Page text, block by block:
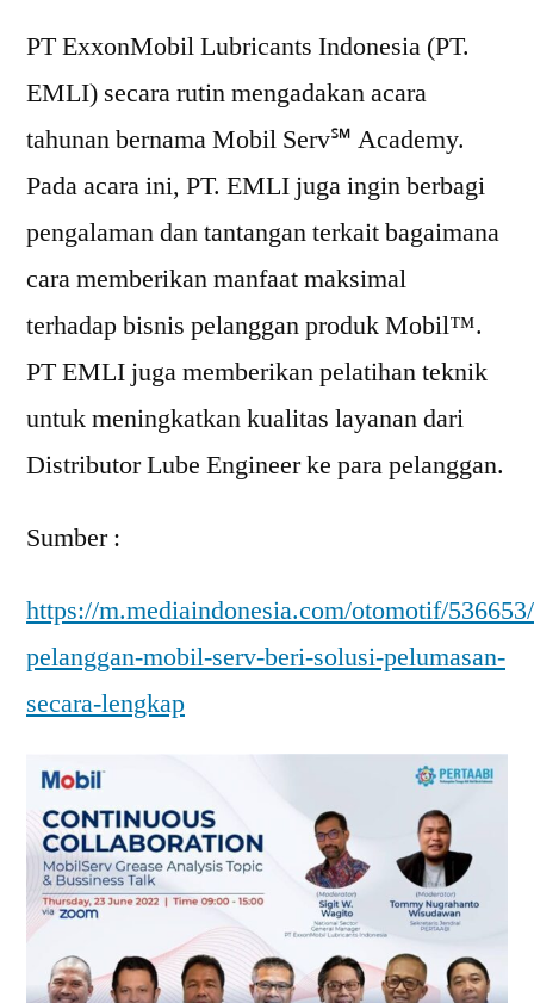
PT ExxonMobil Lubricants Indonesia (PT.
EMLI) secara rutin mengadakan acara
tahunan bernama Mobil Serv℠ Academy.
Pada acara ini, PT. EMLI juga ingin berbagi
pengalaman dan tantangan terkait bagaimana
cara memberikan manfaat maksimal
terhadap bisnis pelanggan produk Mobil™.
PT EMLI juga memberikan pelatihan teknik
untuk meningkatkan kualitas layanan dari
Distributor Lube Engineer ke para pelanggan.
Sumber :
https://m.mediaindonesia.com/otomotif/
pelanggan-mobil-serv-beri-solusi-pelumasan-
secara-lengkap